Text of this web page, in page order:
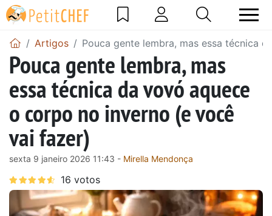
Artigos Pouca gente lembra, mas essa técnica
Pouca gente lembra, mas
essa técnica da vovó aquece
o corpo no inverno (e você
vai fazer)
sexta 9 janeiro 2026 11:43 - Mirella Mendonça